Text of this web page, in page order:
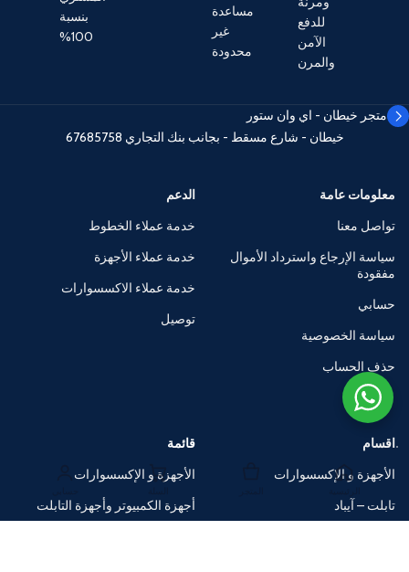
للدفع
الآمن
والمرن
مساعدة
غير
محدودة
بنسبة
100%
متجر خيطان - اي وان ستور
خيطان - شارع مسقط - بجانب بنك التجاري 67685758
معلومات عامة
تواصل معنا
سياسة الإرجاع واسترداد الأموال
مفقودة
حسابي
سياسة الخصوصية
حذف الحساب
الدعم
خدمة عملاء الخطوط
خدمة عملاء الأجهزة
خدمة عملاء الاكسسوارات
توصيل
اقسام
الأجهزة و الإكسسوارات
تابلت – آيباد
قائمة
الأجهزة و الإكسسوارات
أجهزة الكمبيوتر وأجهزة التابلت